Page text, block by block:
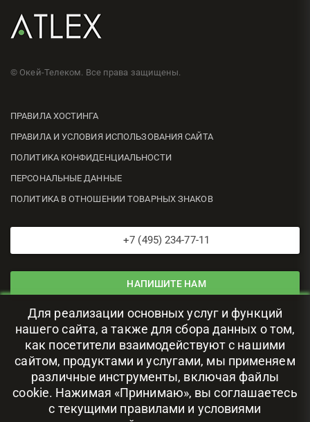
© Окей-Телеком. Все права защищены.
ПРАВИЛА ХОСТИНГА
ПРАВИЛА И УСЛОВИЯ ИСПОЛЬЗОВАНИЯ САЙТА
ПОЛИТИКА КОНФИДЕНЦИАЛЬНОСТИ
ПЕРСОНАЛЬНЫЕ ДАННЫЕ
ПОЛИТИКА В ОТНОШЕНИИ ТОВАРНЫХ ЗНАКОВ
+7 (495) 234-77-11
НАПИШИТЕ НАМ
ЦОД В РОССИИ
111024, г. Москва, ул. Авиамоторная, 69
Для реализации основных услуг и функций
нашего сайта, а также для сбора данных о том,
как посетители взаимодействуют с нашими
сайтом, продуктами и услугами, мы применяем
различные инструменты, включая файлы
cookie. Нажимая «Принимаю», вы соглашаетесь
с текущими правилами и условиями